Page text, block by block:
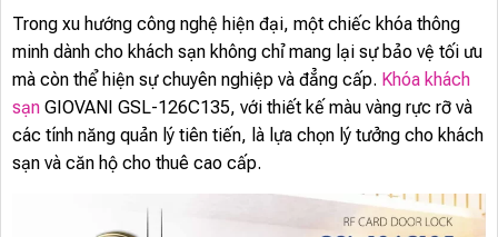
Trong xu hướng công nghệ hiện đại, một chiếc khóa thông
minh dành cho khách sạn không chỉ mang lại sự bảo vệ tối ưu
mà còn thể hiện sự chuyên nghiệp và đẳng cấp. Khóa khách
sạn GIOVANI GSL-126C135, với thiết kế màu vàng rực rỡ và
các tính năng quản lý tiên tiến, là lựa chọn lý tưởng cho khách
sạn và căn hộ cho thuê cao cấp.